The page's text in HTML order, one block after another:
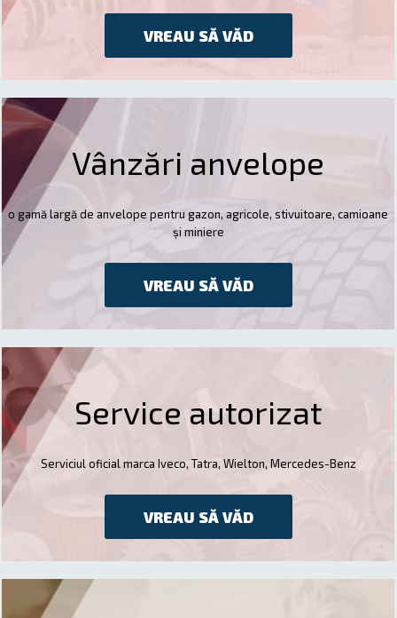
VREAU SĂ VĂD
Vânzări anvelope
o gamă largă de anvelope pentru gazon, agricole, stivuitoare, camioane
și miniere
VREAU SĂ VĂD
Service autorizat
Serviciul oficial marca Iveco, Tatra, Wielton, Mercedes-Benz
VREAU SĂ VĂD